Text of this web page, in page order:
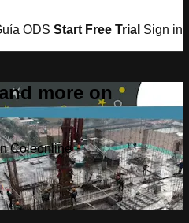
ODS Start Free Trial Sign in
more on
Coleonline